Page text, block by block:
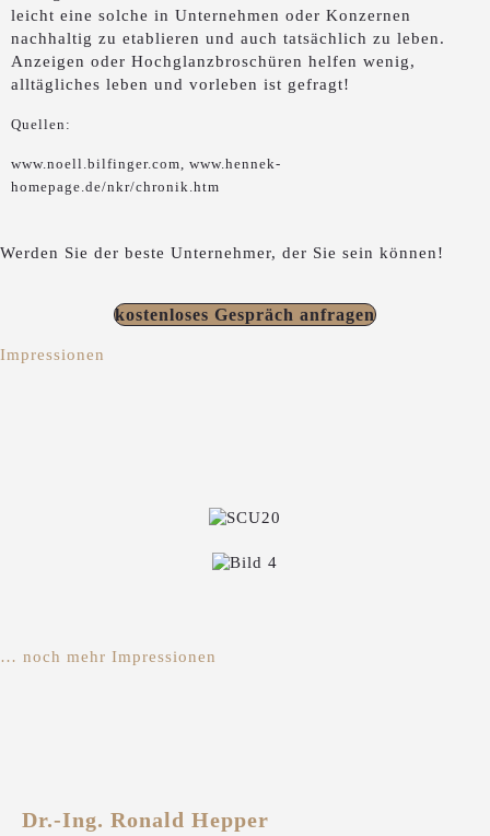
leicht eine solche in Unternehmen oder Konzernen
nachhaltig zu etablieren und auch tatsächlich zu leben.
Anzeigen oder Hochglanzbroschüren helfen wenig,
alltägliches leben und vorleben ist gefragt!
Quellen:
www.noell.bilfinger.com, www.hennek-
homepage.de/nkr/chronik.htm
Werden Sie der beste Unternehmer, der Sie sein können!
kostenloses Gespräch anfragen
Impressionen
… noch mehr Impressionen
Dr.-Ing. Ronald Hepper